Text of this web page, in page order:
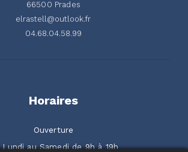
66500 Prades
elrastell@outlook.fr
04.68.04.58.99
Horaires
Ouverture
Lundi au Samedi de 9h à 19h